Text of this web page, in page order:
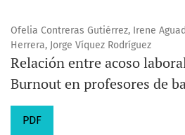
Ofelia Contreras Gutiérrez, Irene
Herrera, Jorge Víquez Rodríguez
Relación entre acoso
Burnout en profesores de
PDF